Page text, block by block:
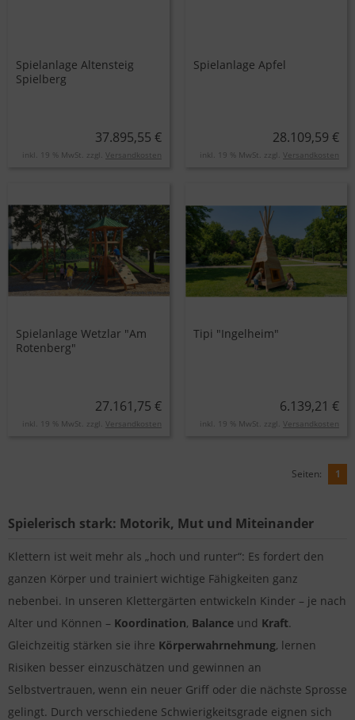
Spielanlage Altensteig
Spielberg
37.895,55 €
inkl. 19 % MwSt. zzgl. Versandkosten
Spielanlage Apfel
28.109,59 €
inkl. 19 % MwSt. zzgl. Versandkosten
Spielanlage Wetzlar "Am
Rotenberg"
27.161,75 €
inkl. 19 % MwSt. zzgl. Versandkosten
Tipi "Ingelheim"
6.139,21 €
inkl. 19 % MwSt. zzgl. Versandkosten
Seiten: 1
Spielerisch stark: Motorik, Mut und Miteinander
Klettern ist weit mehr als „hoch und runter“: Es fordert den
ganzen Körper und trainiert wichtige Fähigkeiten ganz
nebenbei. In unseren Klettergärten entwickeln Kinder – je nach
Alter und Können – Koordination, Balance und Kraft.
Gleichzeitig stärken sie ihre Körperwahrnehmung, lernen
Risiken besser einzuschätzen und gewinnen an
Selbstvertrauen, wenn ein neuer Griff oder die nächste Sprosse
gelingt. Durch verschiedene Schwierigkeitsgrade eignen sich